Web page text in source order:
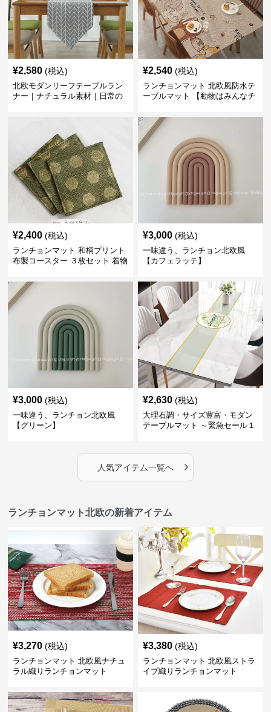
¥2,580 (税込)
北欧モダンリーフテーブルラン
ナー｜ナチュラル素材｜日常の
¥2,540 (税込)
ランチョンマット 北欧風防水テ
ーブルマット 【動物はみんなチ
¥2,400 (税込)
ランチョンマット 和柄プリント
布製コースター ３枚セット 着物
¥3,000 (税込)
一味違う、ランチョン北欧風
【カフェラッテ】
¥3,000 (税込)
一味違う、ランチョン北欧風
【グリーン】
¥2,630 (税込)
大理石調・サイズ豊富・モダン
テーブルマット ～緊急セール１
人気アイテム一覧へ ›
ランチョンマット北欧の新着アイテム
¥3,270 (税込)
ランチョンマット 北欧風ナチュ
ラル織りランチョンマット
¥3,380 (税込)
ランチョンマット 北欧風ストラ
イプ織りランチョンマット